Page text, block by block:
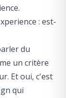
: est-
du
un critère
Et oui, c'est
qui